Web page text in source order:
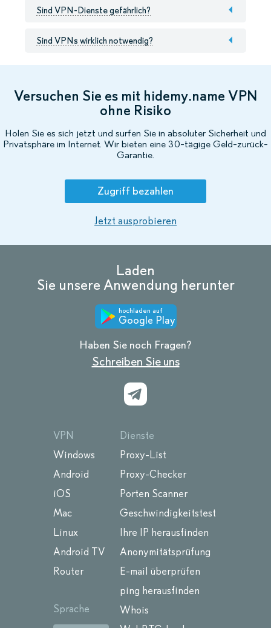
Sind VPN-Dienste gefährlich?
Sind VPNs wirklich notwendig?
Versuchen Sie es mit hidemy.name VPN
ohne Risiko
Holen Sie es sich jetzt und surfen Sie in absoluter Sicherheit und
Privatsphäre im Internet. Wir bieten eine 30-tägige Geld-zurück-
Garantie.
Zugriff bezahlen
Jetzt ausprobieren
Laden
Sie unsere Anwendung herunter
hochladen auf
Google Play
Haben Sie noch Fragen?
Schreiben Sie uns
VPN
Windows
Android
iOS
Mac
Linux
Android TV
Router
Sprache
Dienste
Proxy-List
Proxy-Checker
Porten Scanner
Geschwindigkeitstest
Ihre IP herausfinden
Anonymitätsprüfung
E-mail überprüfen
ping herausfinden
Whois